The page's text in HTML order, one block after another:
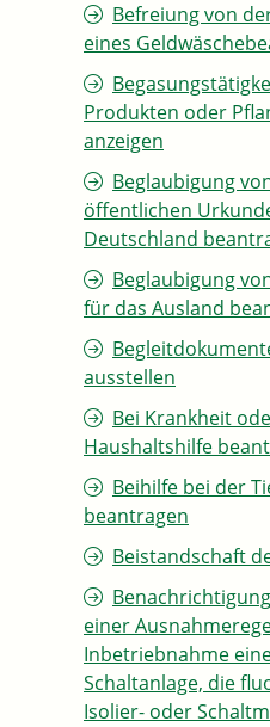
Befreiung von
eines
Produkten oder
anzeigen
Beglaubigung
öffentlichen
Deutschland
Beglaubigung
für das Ausland
ausstellen
Bei Krankheit
Haushaltshilfe
Beihilfe bei der
beantragen
Beistandschaft
einer
Inbetriebnahme
Schaltanlage, die
Isolier- oder